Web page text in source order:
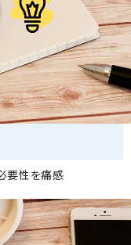
要性を痛感